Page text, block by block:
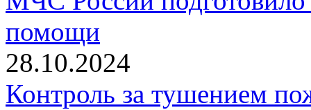
помощи
28.10.2024
Контроль за тушением